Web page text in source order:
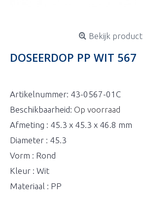
Bekijk product
DOSEERDOP PP WIT 567
Artikelnummer: 43-0567-01C
Beschikbaarheid: Op voorraad
Afmeting : 45.3 x 45.3 x 46.8 mm
Diameter : 45.3
Vorm : Rond
Kleur : Wit
Materiaal : PP